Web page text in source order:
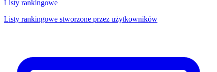
Listy rankingowe
Listy rankingowe stworzone przez użytkowników